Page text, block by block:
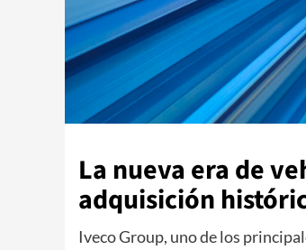
La nueva era de
adquisición
Iveco Group, uno de los